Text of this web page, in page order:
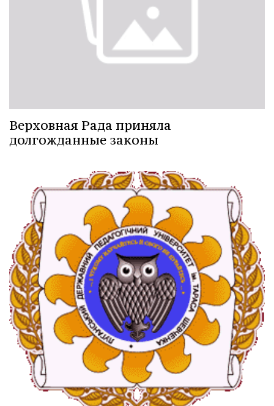
Верховная Рада приняла
долгожданные законы